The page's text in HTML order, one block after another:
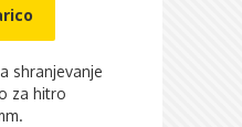
shranjevanje
za hitro